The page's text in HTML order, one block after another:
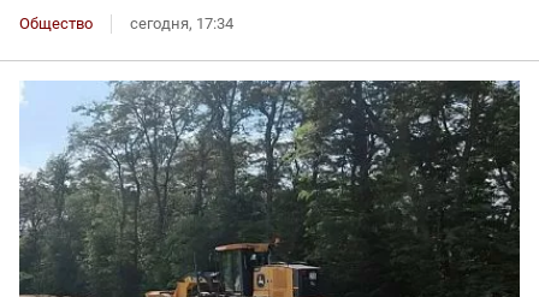
Общество сегодня, 17:34